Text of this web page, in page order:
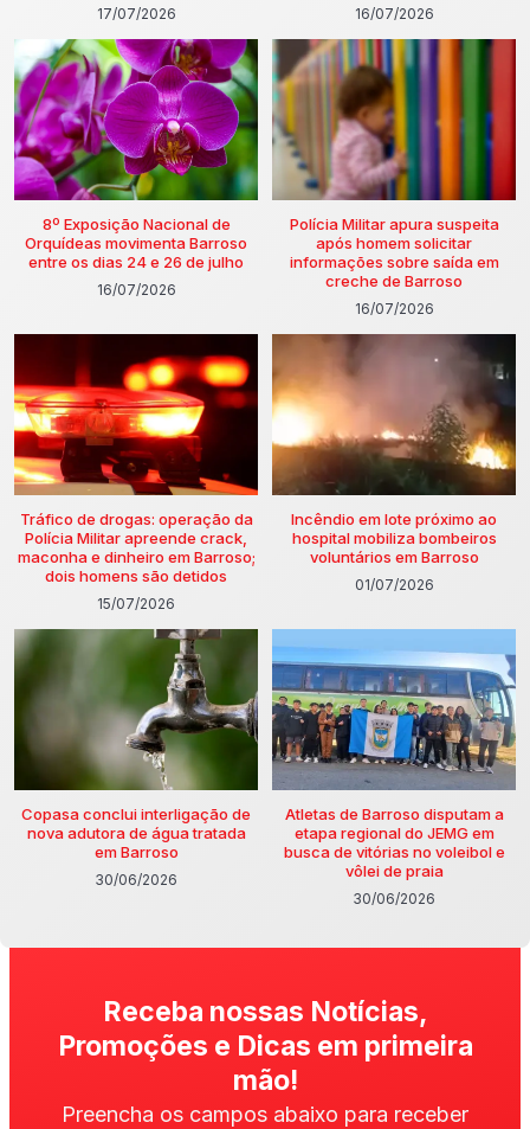
17/07/2026 16/07/2026
8º Exposição Nacional de
Orquídeas movimenta Barroso
entre os dias 24 e 26 de julho
16/07/2026
Polícia Militar apura suspeita
após homem solicitar
informações sobre saída em
creche de Barroso
16/07/2026
Tráfico de drogas: operação da
Polícia Militar apreende crack,
maconha e dinheiro em Barroso;
dois homens são detidos
15/07/2026
Incêndio em lote próximo ao
hospital mobiliza bombeiros
voluntários em Barroso
01/07/2026
Copasa conclui interligação de
nova adutora de água tratada
em Barroso
30/06/2026
Atletas de Barroso disputam a
etapa regional do JEMG em
busca de vitórias no voleibol e
vôlei de praia
30/06/2026
Receba nossas Notícias,
Promoções e Dicas em primeira
mão!
Preencha os campos abaixo para receber